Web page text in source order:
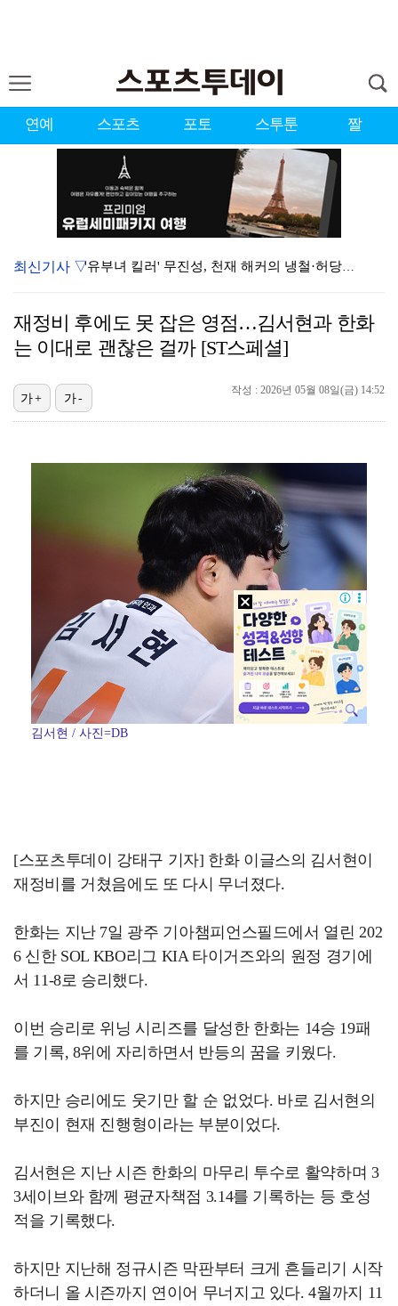
연예 스포츠 포토 스투툰 짤
'유부녀 킬러' 무진성, 천재 해커의 냉철·허당미 오가…
[ST포토] 장은수, KLPGA 첫 우승
[ST포토] 스트레이 키즈 창빈, 벌크업
[ST포토] 눈물 훔치는 장은수
[ST포토] 장은수, 첫 우승에 울컥
[ST포토] 장은수, 제주 삼다수 마스터즈 우승
제니 "남자에 먼저 메시지 안 보내, 동거? 여기까지만…
최신기사 ▽
재정비 후에도 못 잡은 영점…김서현과 한화
는 이대로 괜찮은 걸까 [ST스페셜]
작성 : 2026년 05월 08일(금) 14:52
가+ 가-
김서현 / 사진=DB
[스포츠투데이 강태구 기자] 한화 이글스의 김서현이
재정비를 거쳤음에도 또 다시 무너졌다.
한화는 지난 7일 광주 기아챔피언스필드에서 열린 202
6 신한 SOL KBO리그 KIA 타이거즈와의 원정 경기에
서 11-8로 승리했다.
이번 승리로 위닝 시리즈를 달성한 한화는 14승 19패
를 기록, 8위에 자리하면서 반등의 꿈을 키웠다.
하지만 승리에도 웃기만 할 순 없었다. 바로 김서현의
부진이 현재 진행형이라는 부분이었다.
김서현은 지난 시즌 한화의 마무리 투수로 활약하며 3
3세이브와 함께 평균자책점 3.14를 기록하는 등 호성
적을 기록했다.
하지만 지난해 정규시즌 막판부터 크게 흔들리기 시작
하더니 올 시즌까지 연이어 무너지고 있다. 4월까지 11